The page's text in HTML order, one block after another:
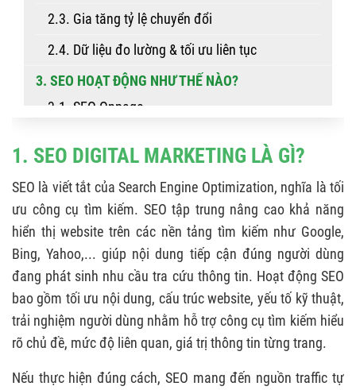
2.3. Gia tăng tỷ lệ chuyển đổi
2.4. Dữ liệu đo lường & tối ưu liên tục
3. SEO HOẠT ĐỘNG NHƯ THẾ NÀO?
3.1. SEO Onpage
4. ỨNG DỤNG SEO TRONG DIGITAL MARKETING
HIỆU QUẢ
4.1. SEO & Content Marketing
4.2. SEO & Social Media Marketing
4.3. SEO & Paid Ads
4.4. SEO & Email Marketing
5. CÁCH TRIỂN KHAI SEO MARKETING TỐI ƯU
1. SEO DIGITAL MARKETING LÀ GÌ?
SEO là viết tắt của Search Engine Optimization, nghĩa là tối
ưu công cụ tìm kiếm. SEO tập trung nâng cao khả năng
hiển thị website trên các nền tảng tìm kiếm như Google,
Bing, Yahoo,... giúp nội dung tiếp cận đúng người dùng
đang phát sinh nhu cầu tra cứu thông tin. Hoạt động SEO
bao gồm tối ưu nội dung, cấu trúc website, yếu tố kỹ thuật,
trải nghiệm người dùng nhằm hỗ trợ công cụ tìm kiếm hiểu
rõ chủ đề, mức độ liên quan, giá trị thông tin từng trang.
Nếu thực hiện đúng cách, SEO mang đến nguồn traffic tự